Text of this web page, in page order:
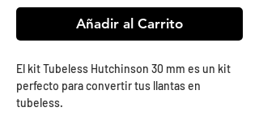
Añadir al Carrito
El kit Tubeless Hutchinson 30 mm es un kit
perfecto para convertir tus llantas en
tubeless.